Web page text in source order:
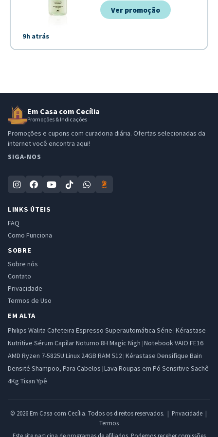
9h atrás
Ver promoção
Em Casa com Cecília
Promoções & Indicações
Promoções e cupons com curadoria diária. Ofertas selecionadas da
internet você encontra aqui!
SIGA-NOS
LINKS ÚTEIS
FAQ
Como Funciona
SOBRE
Sobre nós
Contato
Privacidade
Termos de Uso
EM ALTA
Philips Walita Cafeteira Espresso Superautomática Série | Kérastase
Nutritive Sérum Capilar Noturno 8H Magic Nigh | Notebook VAIO FE16
AMD Ryzen 7-5825U Linux 24GB RAM 512 | Kérastase Densifique Bain
Densité Shampoo, Para Cabelos | Lava Roupas em Pó Sensitive Sachê
4Kg Tixan Ypê
© 2026 Em Casa com Cecília. Todos os direitos reservados. | Privacidade|
Termos